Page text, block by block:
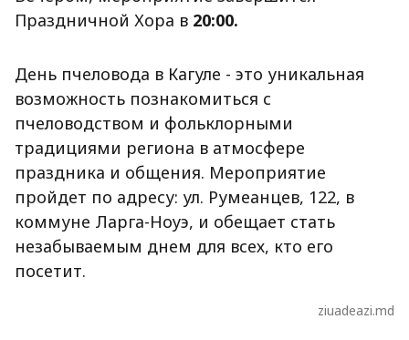
Праздничной Хора в 20:00.
День пчеловода в Кагуле - это уникальная
возможность познакомиться с
пчеловодством и фольклорными
традициями региона в атмосфере
праздника и общения. Мероприятие
пройдет по адресу: ул. Румеанцев, 122, в
коммуне Ларга-Ноуэ, и обещает стать
незабываемым днем для всех, кто его
посетит.
ziuadeazi.md